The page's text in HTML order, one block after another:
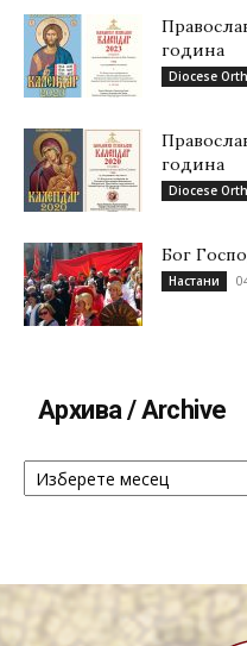
година
Diocese
година
Diocese
Бог
Настани
Архива / Archive
Архива